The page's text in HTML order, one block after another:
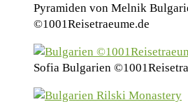
Pyramiden von Melnik
©1001Reisetraeume.de
Sofia Bulgarien